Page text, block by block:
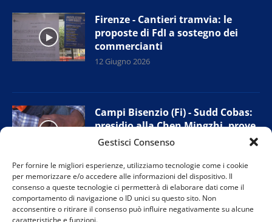
Gestisci Consenso
Per fornire le migliori esperienze, utilizziamo tecnologie come i cookie
per memorizzare e/o accedere alle informazioni del dispositivo. Il
consenso a queste tecnologie ci permetterà di elaborare dati come il
comportamento di navigazione o ID unici su questo sito. Non
acconsentire o ritirare il consenso può influire negativamente su alcune
caratteristiche e funzioni.
Firenze - Cantieri tramvia: le
proposte di FdI a sostegno dei
commercianti
12 Giugno 2026
Campi Bisenzio (Fi) - Sudd Cobas:
presidio alla Chen Mingzhi, prove
di accordo con l’azienda
Prato - Nuova giunta provinciale
Confesercenti: “Tutelare i negozi